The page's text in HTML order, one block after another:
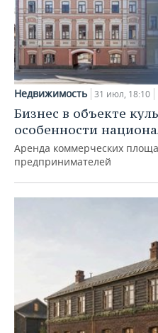
Недвижимость 31 июл, 18:10
Бизнес в объекте
особенности
Аренда коммерческих
предпринимателей